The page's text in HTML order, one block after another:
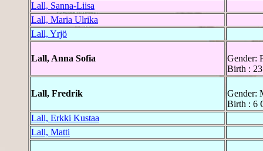
Lall, Sanna-Liisa
Lall, Maria Ulrika
Lall, Yrjö
Lall, Anna Sofia
Gender:
Birth :
Lall, Fredrik
Gender:
Birth : 6
Lall, Erkki Kustaa
Lall, Matti